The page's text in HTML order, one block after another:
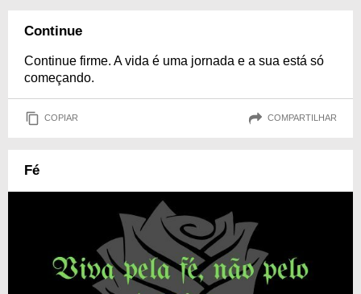
Continue
Continue firme. A vida é uma jornada e a sua está só
começando.
COPIAR COMPARTILHAR
Fé